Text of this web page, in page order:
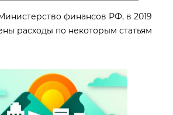
финансов РФ, в 2019
расходы по некоторым статьям